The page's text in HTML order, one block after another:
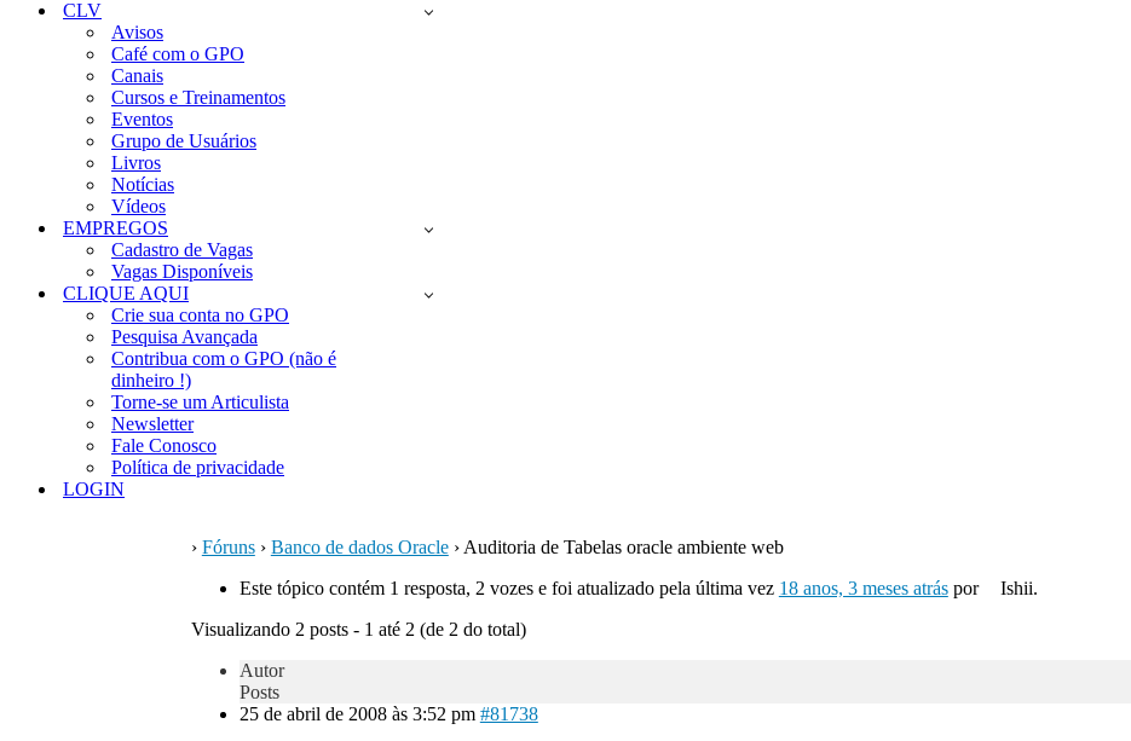
CLV
Avisos
Café com o GPO
Canais
Cursos e Treinamentos
Eventos
Grupo de Usuários
Livros
Notícias
Vídeos
EMPREGOS
Cadastro de Vagas
Vagas Disponíveis
CLIQUE AQUI
Crie sua conta no GPO
Pesquisa Avançada
Contribua com o GPO (não é
dinheiro !)
Torne-se um Articulista
Newsletter
Fale Conosco
Política de privacidade
LOGIN
› Fóruns › Banco de dados Oracle › Auditoria de Tabelas oracle ambiente web
Este tópico contém 1 resposta, 2 vozes e foi atualizado pela última vez 18 anos, 3 meses atráspor
Ishii.
Visualizando 2 posts - 1 até 2 (de 2 do total)
Autor
Posts
25 de abril de 2008 às 3:52 pm #81738